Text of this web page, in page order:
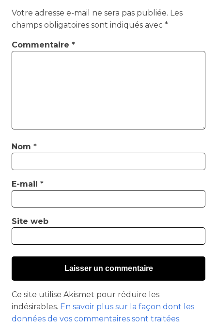
Votre adresse e-mail ne sera pas publiée. Les
champs obligatoires sont indiqués avec *
Commentaire *
Nom *
E-mail *
Site web
Ce site utilise Akismet pour réduire les
indésirables. En savoir plus sur la façon dont les
données de vos commentaires sont traitées.